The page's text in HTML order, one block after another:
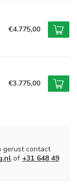
€4.775,00
€3.775,00
gerust contact
of +31 648 49